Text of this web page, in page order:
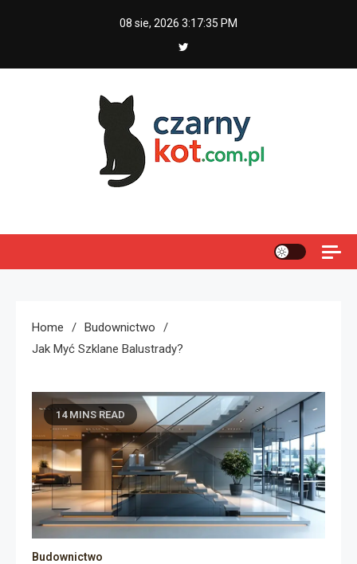
08 sie, 2026 3:17:36 PM
Home
Budownictwo
Jak Myć Szklane Balustrady?
14 MINS READ
Budownictwo